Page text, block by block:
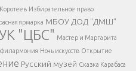
</div > </div >
Избирательное право
ярмарка МБОУ ДОД "ДМШ"
"ЦБС" Мастер и Маргарита
филармония Ночь искусств Открытие
Русский музей Сказка Карабаса